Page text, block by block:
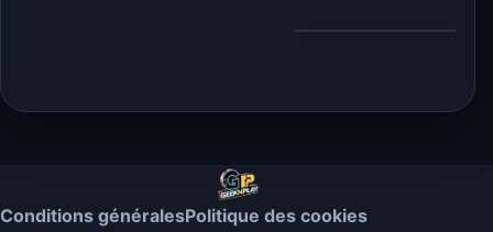
Conditions généralesPolitique des cookies